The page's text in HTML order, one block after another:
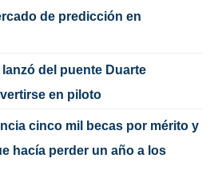
de predicción en
del puente Duarte
en piloto
cinco mil becas por mérito y
hacía perder un año a los